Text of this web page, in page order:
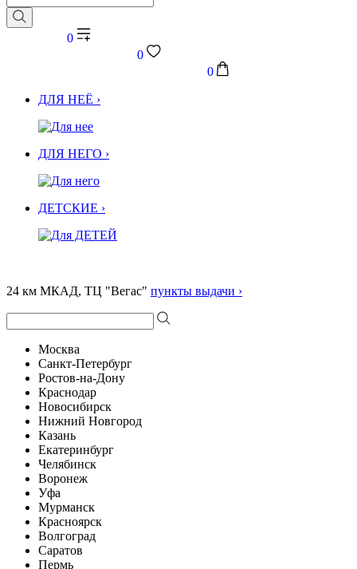
0
0
0
ДЛЯ НЕЁ ›
ДЛЯ НЕГО ›
ДЕТСКИЕ ›
24 км МКАД, ТЦ "Вегас" пункты выдачи ›
Москва
Санкт-Петербург
Ростов-на-Дону
Краснодар
Новосибирск
Нижний Новгород
Казань
Екатеринбург
Челябинск
Воронеж
Уфа
Мурманск
Красноярск
Волгоград
Саратов
Пермь